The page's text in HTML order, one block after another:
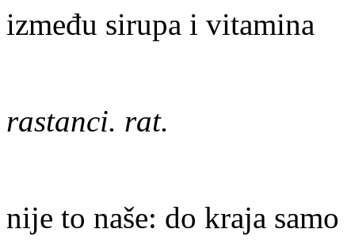
između sirupa i vitamina
rastanci. rat.
nije to naše: do kraja samo